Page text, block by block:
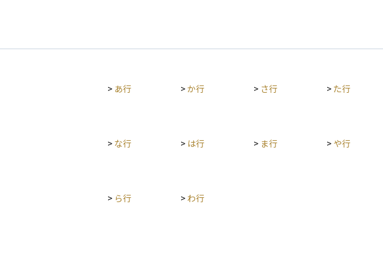
> あ行 >か行 > さ行 > た行
> な行 > は行 > ま行 > や行
> ら行 > わ行